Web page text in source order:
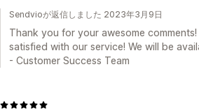
Sendvioが返信しました 2023年3月9日
Thank you for your awesome
satisfied with our service! We will be
- Customer Success Team